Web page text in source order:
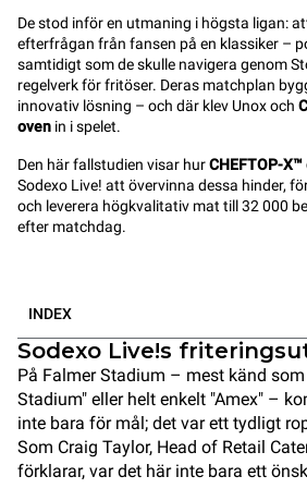
De stod inför en utmaning i högsta ligan:
efterfrågan från fansen på en klassiker –
samtidigt som de skulle navigera genom
regelverk för fritöser. Deras matchplan
innovativ lösning – och där klev Unox och
oven in i spelet.
Den här fallstudien visar hurCHEFTOP-
Sodexo Live! att övervinna dessa hinder,
och leverera högkvalitativ mat till 32 000
efter matchdag.
INDEX
Sodexo Live!s
På Falmer Stadium – mest känd
Stadium" eller helt enkelt "Amex" –
inte bara för mål; det var ett tydligt
Som Craig Taylor, Head of Retail
förklarar, var det här inte bara ett